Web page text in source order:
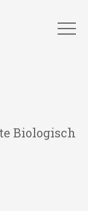
Biologisch